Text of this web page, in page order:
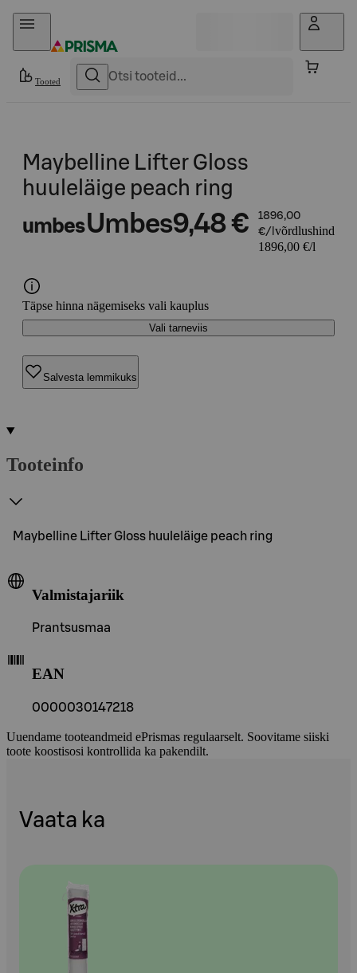
Otse sisu juurde
Tooted
Maybelline Lifter Gloss
huuleläige peach ring
umbesUmbes9,48 €
1896,00
€/l võrdlushind
1896,00 €/l
Täpse hinna nägemiseks vali kauplus
Vali tarneviis
Salvesta lemmikuks
Tooteinfo
Maybelline Lifter Gloss huuleläige peach ring
Valmistajariik
Prantsusmaa
EAN
0000030147218
Uuendame tooteandmeid ePrismas regulaarselt. Soovitame siiski
toote koostisosi kontrollida ka pakendilt.
Vaata ka